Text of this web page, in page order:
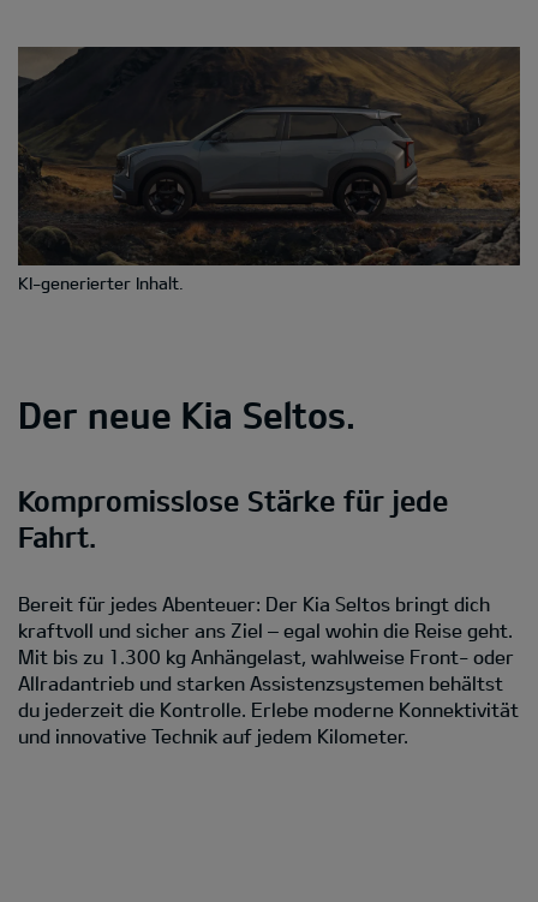
KI-generierter Inhalt.
Der neue Kia Seltos.
Kompromisslose Stärke für jede
Fahrt.
Bereit für jedes Abenteuer: Der Kia Seltos bringt dich
kraftvoll und sicher ans Ziel – egal wohin die Reise geht.
Mit bis zu 1.300 kg Anhängelast, wahlweise Front- oder
Allradantrieb und starken Assistenzsystemen behältst
du jederzeit die Kontrolle. Erlebe moderne Konnektivität
und innovative Technik auf jedem Kilometer.